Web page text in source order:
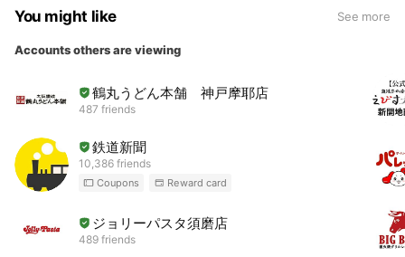
You might like See more
Accounts others are viewing
鶴丸うどん本舗 神戸摩耶店
487 friends
鉄道新聞
10,386 friends
Coupons Reward card
ジョリーパスタ須磨店
489 friends